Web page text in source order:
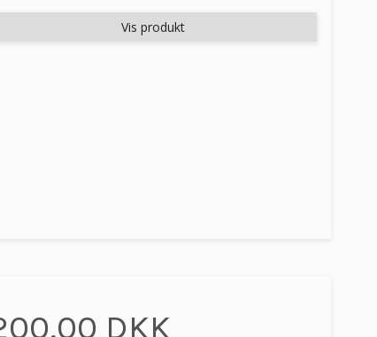
Vis produkt
DKK